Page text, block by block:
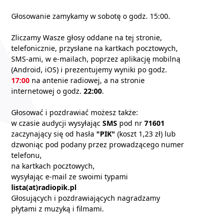
Głosowanie zamykamy w sobotę o godz. 15:00.
Zliczamy Wasze głosy oddane na tej stronie,
telefonicznie, przysłane na kartkach pocztowych,
SMS-ami, w e-mailach, poprzez aplikację mobilną
(Android, iOS) i prezentujemy wyniki po godz.
17:00 na antenie radiowej, a na stronie
internetowej o godz. 22:00.
Głosować i pozdrawiać możesz także:
w czasie audycji wysyłając SMS pod nr 71601
zaczynający się od hasła "PIK" (koszt 1,23 zł) lub
dzwoniąc pod podany przez prowadzącego numer
telefonu,
na kartkach pocztowych,
wysyłając e-mail ze swoimi typami
lista(at)radiopik.pl
Głosujących i pozdrawiających nagradzamy
płytami z muzyką i filmami.